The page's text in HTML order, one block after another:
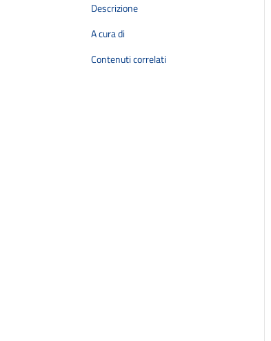
Descrizione
A cura di
Contenuti correlati